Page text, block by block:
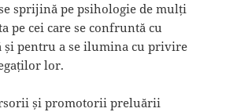
sprijină pe psihologie de mulți
pe cei care se confruntă cu
și pentru a se ilumina cu privire
lor.
și promotorii preluării